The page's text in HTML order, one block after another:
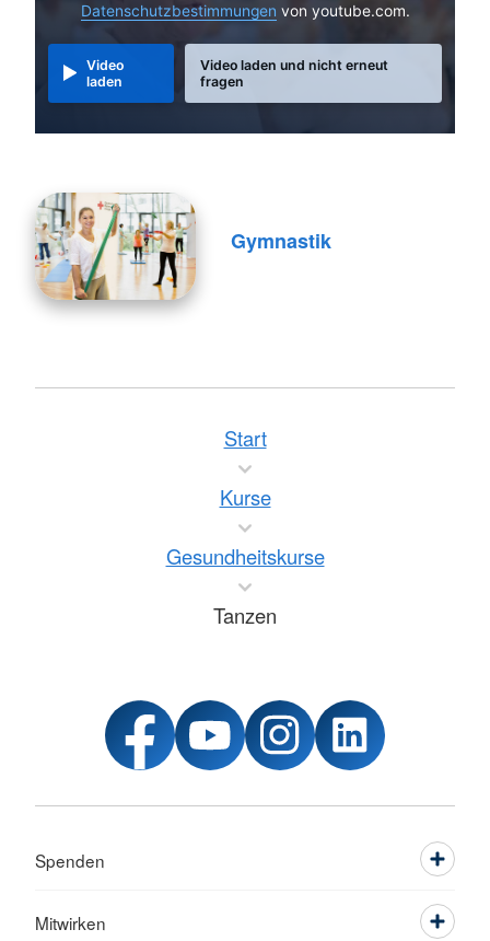
Datenschutzbestimmungen von youtube.com.
Video
laden
Video laden und nicht erneut
fragen
Gymnastik
Start
Kurse
Gesundheitskurse
Tanzen
Spenden
Mitwirken